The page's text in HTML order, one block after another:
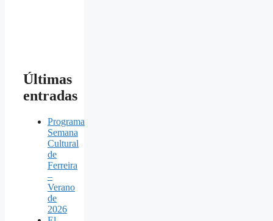
Últimas
entradas
Programa
Semana
Cultural
de
Ferreira
–
Verano
de
2026